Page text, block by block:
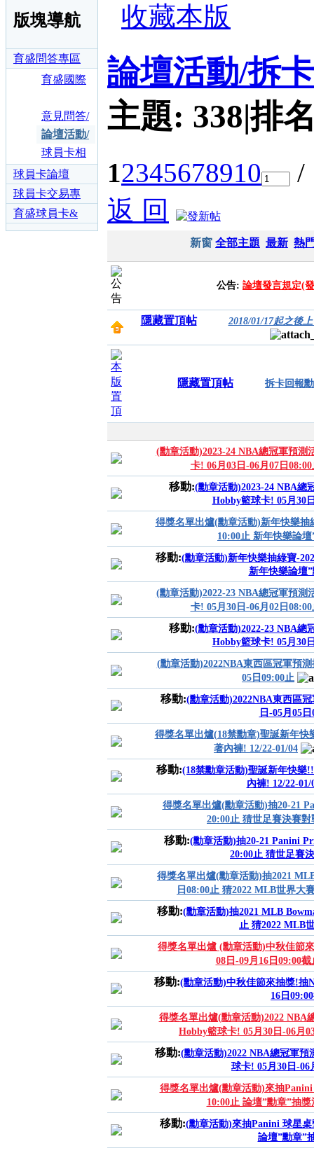
版塊導航
育盛問答專區
育盛國際
公司
意見問答/
交換卡鑑
定卡詢答
區
論壇活動/
拆卡回報
勳章領取
區
球員卡相
關消息區
球員卡論壇
球員卡交易專
區
育盛球員卡&
各類運動討論
收藏本版
論壇活動/拆
主題: 338|排
12345678910
/
返 回
新窗 全部主題 最新 熱
公告: 論壇發言規定(
隱藏置頂帖 2018/01/17起之後
隱藏置頂帖 拆卡回報
(勳章活動)2023-24 NBA總冠軍預測
卡! 06月03日-06月07日08:00
移動:(勳章活動)2023-24 NBA總
Hobby籃球卡! 05月30
得獎名單出爐(勳章活動)新年快樂抽
10:00止 新年快樂論壇
移動:(勳章活動)新年快樂抽綠寶-
新年快樂論壇
(勳章活動)2022-23 NBA總冠軍預測
卡! 05月30日-06月02日08:00
移動:(勳章活動)2022-23 NBA總
Hobby籃球卡! 05月30
(勳章活動)2022NBA東西區冠軍預
05日09:00止
移動:(勳章活動)2022NBA東西區
日-05月05
得獎名單出爐(18禁勳章)聖誕新年
著內褲! 12/22-01/04
移動:(18禁勳章活動)聖誕新年快樂
內褲! 12/22-01/
得獎名單出爐(勳章活動)抽20-21
20:00止 猜世足賽決賽對
移動:(勳章活動)抽20-21 Panini
20:00止 猜世足賽
得獎名單出爐(勳章活動)抽2021
日08:00止 猜2022 MLB世界大
移動:(勳章活動)抽2021 MLB
止 猜2022 MLB
得獎名單出爐 (勳章活動)中秋佳節
08日-09月16日09:00截
移動:(勳章活動)中秋佳節來抽獎!抽
16日
得獎名單出爐(勳章活動)2022 NBA
Hobby籃球卡! 05月30日-06月
移動:(勳章活動)2022 NBA總冠軍預
球卡! 05月30日-06
得獎名單出爐(勳章活動)來抽
10:00止 論壇”勳章”抽獎
移動:(勳章活動)來抽Panini 球星桌
論壇”勳章”